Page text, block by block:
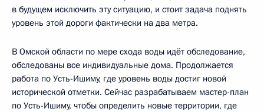
в будущем исключить эту ситуацию, и стоит задача поднять
уровень этой дороги фактически на два метра.
В Омской области по мере схода воды идёт обследование,
обследованы все индивидуальные дома. Продолжается
работа по Усть-Ишиму, где уровень воды достиг новой
исторической отметки. Сейчас разрабатываем мастер-план
по Усть-Ишиму, чтобы определить новые территории, где